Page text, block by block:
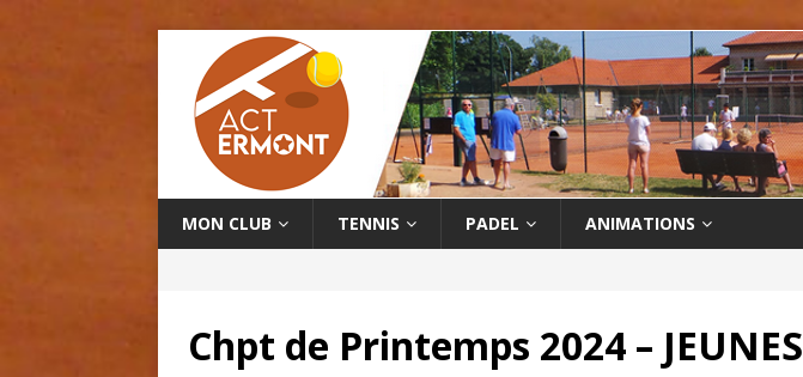
MON CLUB TENNIS PADEL ANIMATIONS
Chpt de Printemps 2024 – JEUNES